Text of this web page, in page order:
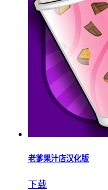
老爹果汁店汉化版
下载